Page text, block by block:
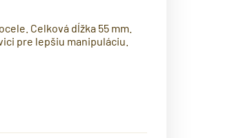
Celková dĺžka 55 mm.
pre lepšiu manipuláciu.